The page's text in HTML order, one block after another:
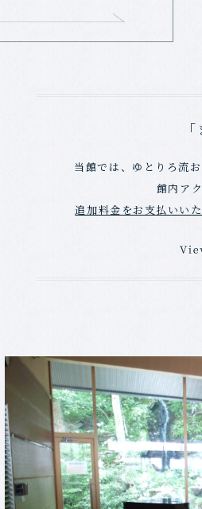
当館では、ゆとりろ流
館内ア
追加料金をお支払いい